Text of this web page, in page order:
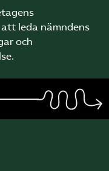
leda nämndens
och